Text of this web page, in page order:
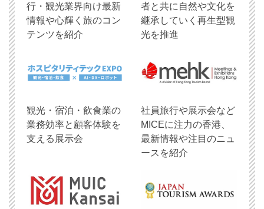
行・観光業界向け最新
情報や心輝く旅のコン
テンツを紹介
者と共に自然や文化を
継承していく再生型観
光を推進
観光・宿泊・飲食業の
業務効率と顧客体験を
支える展示会
社員旅行や展示会など
MICEに注力の香港、
最新情報や注目のニュ
ースを紹介